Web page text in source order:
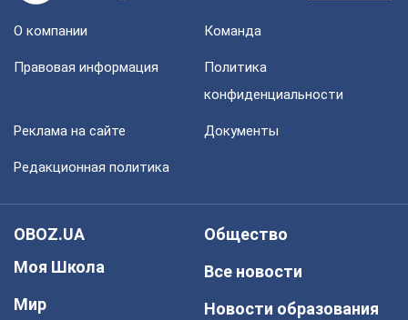
О компании Команда
Правовая информация
Политика
конфиденциальности
Реклама на сайте Документы
Редакционная политика
OBOZ.UA
Моя Школа
Мир
Общество
Все новости
Новости образования